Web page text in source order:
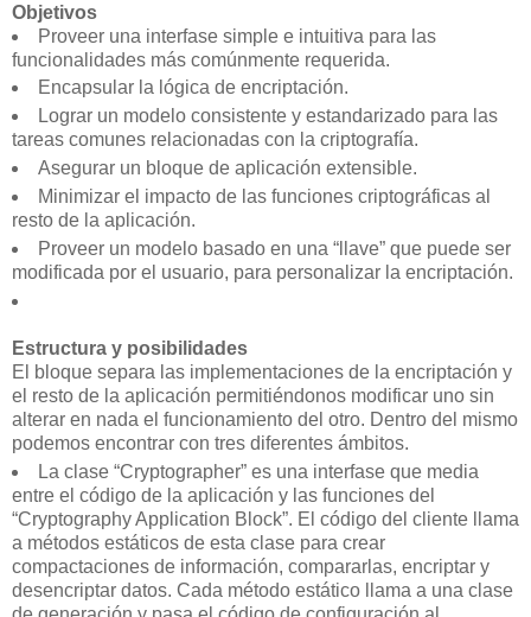
Objetivos
Proveer una interfase simple e intuitiva para las
funcionalidades más comúnmente requerida.
Encapsular la lógica de encriptación.
Lograr un modelo consistente y estandarizado para las
tareas comunes relacionadas con la criptografía.
Asegurar un bloque de aplicación extensible.
Minimizar el impacto de las funciones criptográficas al
resto de la aplicación.
Proveer un modelo basado en una “llave” que puede ser
modificada por el usuario, para personalizar la encriptación.
Estructura y posibilidades
El bloque separa las implementaciones de la encriptación y
el resto de la aplicación permitiéndonos modificar uno sin
alterar en nada el funcionamiento del otro. Dentro del mismo
podemos encontrar con tres diferentes ámbitos.
La clase “Cryptographer” es una interfase que media
entre el código de la aplicación y las funciones del
“Cryptography Application Block”. El código del cliente llama
a métodos estáticos de esta clase para crear
compactaciones de información, compararlas, encriptar y
desencriptar datos. Cada método estático llama a una clase